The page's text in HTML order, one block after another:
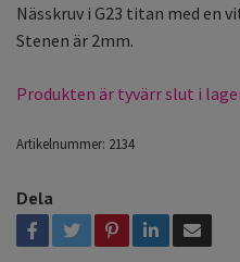
Nässkruv i G23 titan med en
Stenen är 2mm.
Produkten är tyvärr slut i
Artikelnummer: 2134
Dela